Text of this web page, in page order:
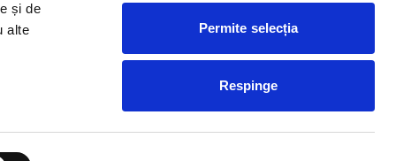
și de
alte
Permite selecția
Respinge
Duplicare bilete